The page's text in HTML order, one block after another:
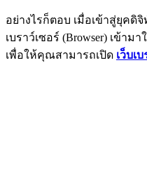
อย่างไรก็ตอบ เมื่อเข้าสู่ยุคดิ
เบราว์เซอร์ (Browser) เข้าม
เพื่อให้คุณสามารถเปิด เว็บเ